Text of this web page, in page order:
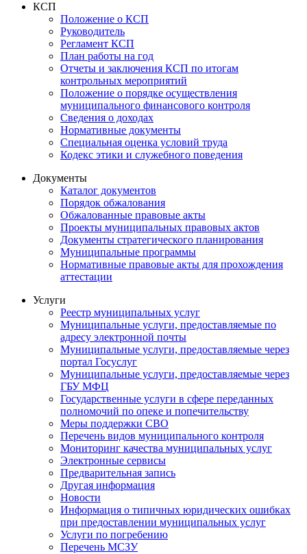
КСП
Положение о КСП
Руководитель
Регламент КСП
План работы на год
Отчеты и заключения КСП по итогам
контрольных мероприятий
Положение о порядке осуществления
муниципального финансового контроля
Сведения о доходах
Нормативные документы
Специальная оценка условий труда
Кодекс этики и служебного поведения
Документы
Каталог документов
Порядок обжалования
Обжалованные правовые акты
Проекты муниципальных правовых актов
Документы стратегического планирования
Муниципальные программы
Нормативные правовые акты для прохождения
аттестации
Услуги
Реестр муниципальных услуг
Муниципальные услуги, предоставляемые по
адресу электронной почты
Муниципальные услуги, предоставляемые через
портал Госуслуг
Муниципальные услуги, предоставляемые через
ГБУ МФЦ
Государственные услуги в сфере переданных
полномочий по опеке и попечительству
Меры поддержки СВО
Перечень видов муниципального контроля
Мониторинг качества муниципальных услуг
Электронные сервисы
Предварительная запись
Другая информация
Новости
Информация о типичных юридических ошибках
при предоставлении муниципальных услуг
Услуги по погребению
Перечень МСЗУ